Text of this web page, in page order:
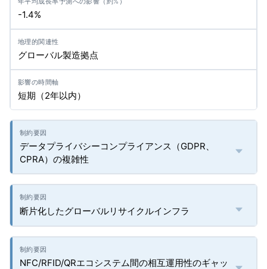
-1.4%
グローバル製造拠点
短期（2年以内）
データプライバシーコンプライアンス（GDPR、
CPRA）の複雑性
断片化したグローバルリサイクルインフラ
NFC/RFID/QRエコシステム間の相互運用性のギャッ